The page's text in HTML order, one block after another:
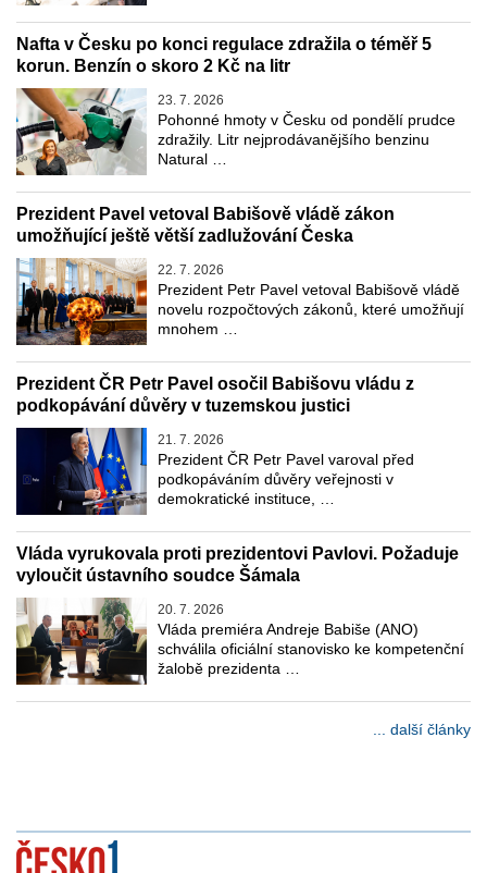
Nafta v Česku po konci regulace zdražila o téměř 5
korun. Benzín o skoro 2 Kč na litr
23. 7. 2026
Pohonné hmoty v Česku od pondělí prudce
zdražily. Litr nejprodávanějšího benzinu
Natural …
Prezident Pavel vetoval Babišově vládě zákon
umožňující ještě větší zadlužování Česka
22. 7. 2026
Prezident Petr Pavel vetoval Babišově vládě
novelu rozpočtových zákonů, které umožňují
mnohem …
Prezident ČR Petr Pavel osočil Babišovu vládu z
podkopávání důvěry v tuzemskou justici
21. 7. 2026
Prezident ČR Petr Pavel varoval před
podkopáváním důvěry veřejnosti v
demokratické instituce, …
Vláda vyrukovala proti prezidentovi Pavlovi. Požaduje
vyloučit ústavního soudce Šámala
20. 7. 2026
Vláda premiéra Andreje Babiše (ANO)
schválila oficiální stanovisko ke kompetenční
žalobě prezidenta …
... další články